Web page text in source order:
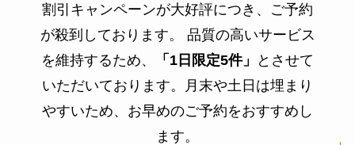
割引キャンペーンが大好評につき、ご予約
が殺到しております。 品質の高いサービス
を維持するため、
「1日限定5件」
とさせて
いただいております。月末や土日は埋まり
やすいため、お早めのご予約をおすすめし
ます。